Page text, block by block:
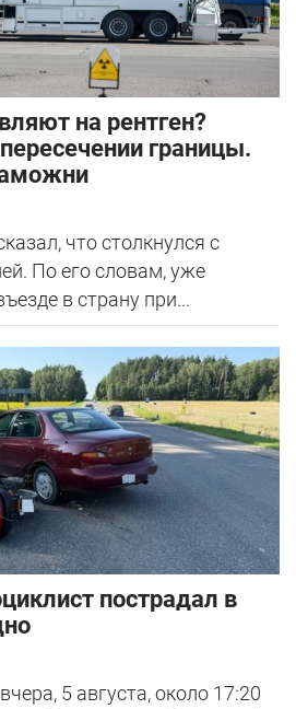
на рентген?
границы.
что столкнулся с
По его словам, уже
в страну при...
пострадал в
5 августа, около 17:20